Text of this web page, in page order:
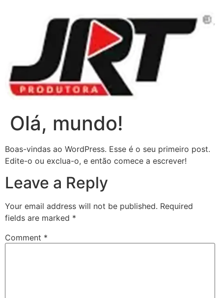
Olá, mundo!
Boas-vindas ao WordPress. Esse é o seu primeiro post.
Edite-o ou exclua-o, e então comece a escrever!
Leave a Reply
Your email address will not be published. Required
fields are marked *
Comment *